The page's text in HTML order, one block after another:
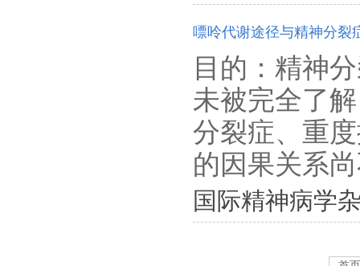
嘌呤代谢途径与精神分裂
目的：精神
未被完全了
分裂症、重
的因果关系
国际精神病学